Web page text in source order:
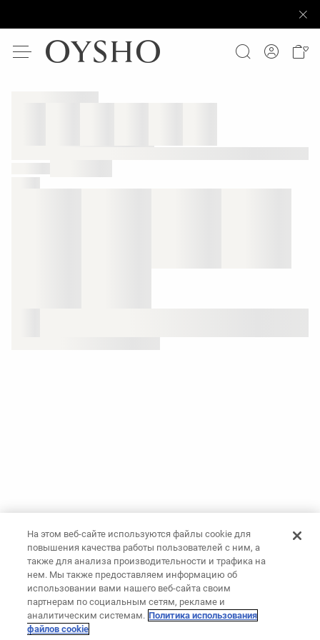
На этом веб-сайте используются файлы cookie для
повышения качества работы пользователей с ним, а
также для анализа производительности и трафика на
нем. Мы также предоставляем информацию об
использовании вами нашего веб-сайта своим
партнерам по социальным сетям, рекламе и
аналитическим системам. Политика использования
файлов cookie